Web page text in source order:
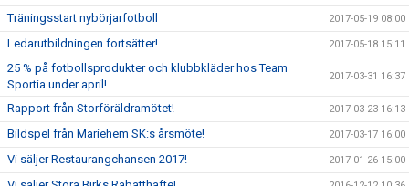
Träningsstart nybörjarfotboll 2017-05-19 08:00
Ledarutbildningen fortsätter! 2017-05-18 15:11
25 % på fotbollsprodukter och klubbkläder hos Team
Sportia under april!
2017-03-31 16:37
Rapport från Storföräldramötet! 2017-03-23 16:13
Bildspel från Mariehem SK:s årsmöte! 2017-03-17 16:00
Vi säljer Restaurangchansen 2017! 2017-01-26 15:00